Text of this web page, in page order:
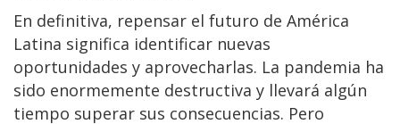
En definitiva, repensar el futuro de América
Latina significa identificar nuevas
oportunidades y aprovecharlas. La pandemia ha
sido enormemente destructiva y llevará algún
tiempo superar sus consecuencias. Pero